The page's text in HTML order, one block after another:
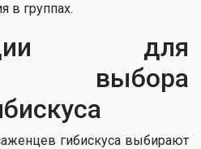
в группах.
для
выбора
гибискуса выбирают